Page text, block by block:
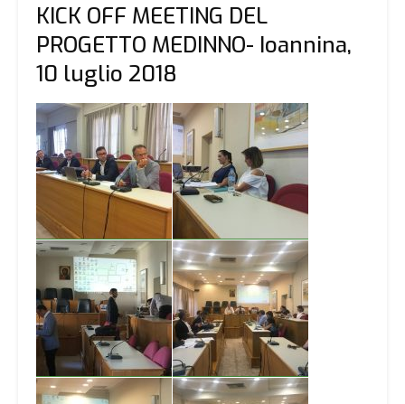
KICK OFF MEETING DEL
PROGETTO MEDINNO- Ioannina,
10 luglio 2018